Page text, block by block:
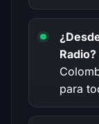
Radio?
para